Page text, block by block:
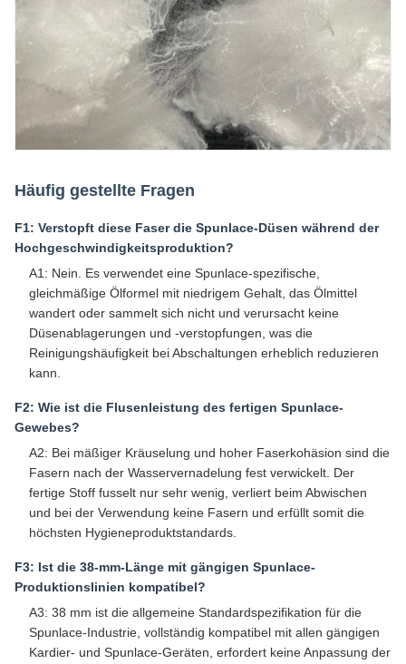
Häufig gestellte Fragen
F1: Verstopft diese Faser die Spunlace-Düsen während der
Hochgeschwindigkeitsproduktion?
A1: Nein. Es verwendet eine Spunlace-spezifische,
gleichmäßige Ölformel mit niedrigem Gehalt, das Ölmittel
wandert oder sammelt sich nicht und verursacht keine
Düsenablagerungen und -verstopfungen, was die
Reinigungshäufigkeit bei Abschaltungen erheblich reduzieren
kann.
F2: Wie ist die Flusenleistung des fertigen Spunlace-
Gewebes?
A2: Bei mäßiger Kräuselung und hoher Faserkohäsion sind die
Fasern nach der Wasservernadelung fest verwickelt. Der
fertige Stoff fusselt nur sehr wenig, verliert beim Abwischen
und bei der Verwendung keine Fasern und erfüllt somit die
höchsten Hygieneproduktstandards.
F3: Ist die 38-mm-Länge mit gängigen Spunlace-
Produktionslinien kompatibel?
A3: 38 mm ist die allgemeine Standardspezifikation für die
Spunlace-Industrie, vollständig kompatibel mit allen gängigen
Kardier- und Spunlace-Geräten, erfordert keine Anpassung der